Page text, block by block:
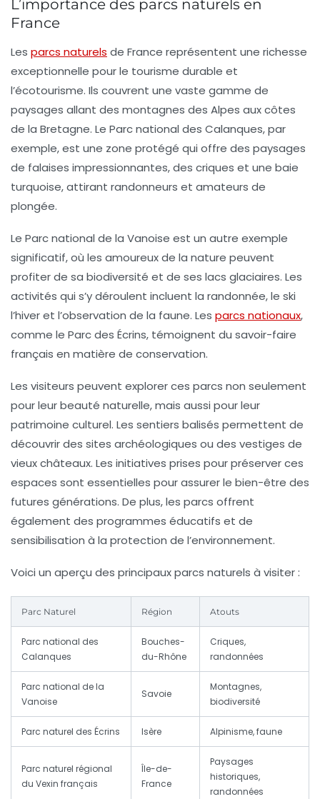
L’importance des parcs naturels en
France
Les parcs naturels de France représentent une richesse
exceptionnelle pour le tourisme durable et
l’écotourisme. Ils couvrent une vaste gamme de
paysages allant des montagnes des Alpes aux côtes
de la Bretagne. Le Parc national des Calanques, par
exemple, est une zone protégé qui offre des paysages
de falaises impressionnantes, des criques et une baie
turquoise, attirant randonneurs et amateurs de
plongée.
Le Parc national de la Vanoise est un autre exemple
significatif, où les amoureux de la nature peuvent
profiter de sa biodiversité et de ses lacs glaciaires. Les
activités qui s’y déroulent incluent la randonnée, le ski
l’hiver et l’observation de la faune. Les parcs nationaux,
comme le Parc des Écrins, témoignent du savoir-faire
français en matière de conservation.
Les visiteurs peuvent explorer ces parcs non seulement
pour leur beauté naturelle, mais aussi pour leur
patrimoine culturel. Les sentiers balisés permettent de
découvrir des sites archéologiques ou des vestiges de
vieux châteaux. Les initiatives prises pour préserver ces
espaces sont essentielles pour assurer le bien-être des
futures générations. De plus, les parcs offrent
également des programmes éducatifs et de
sensibilisation à la protection de l’environnement.
Voici un aperçu des principaux parcs naturels à visiter :
Parc Naturel Région Atouts
Parc national des
Calanques
Bouches-
du-Rhône
Criques,
randonnées
Parc national de la
Vanoise
Savoie
Montagnes,
biodiversité
Parc naturel des Écrins Isère Alpinisme, faune
Parc naturel régional
du Vexin français
Île-de-
France
Paysages
historiques,
randonnées